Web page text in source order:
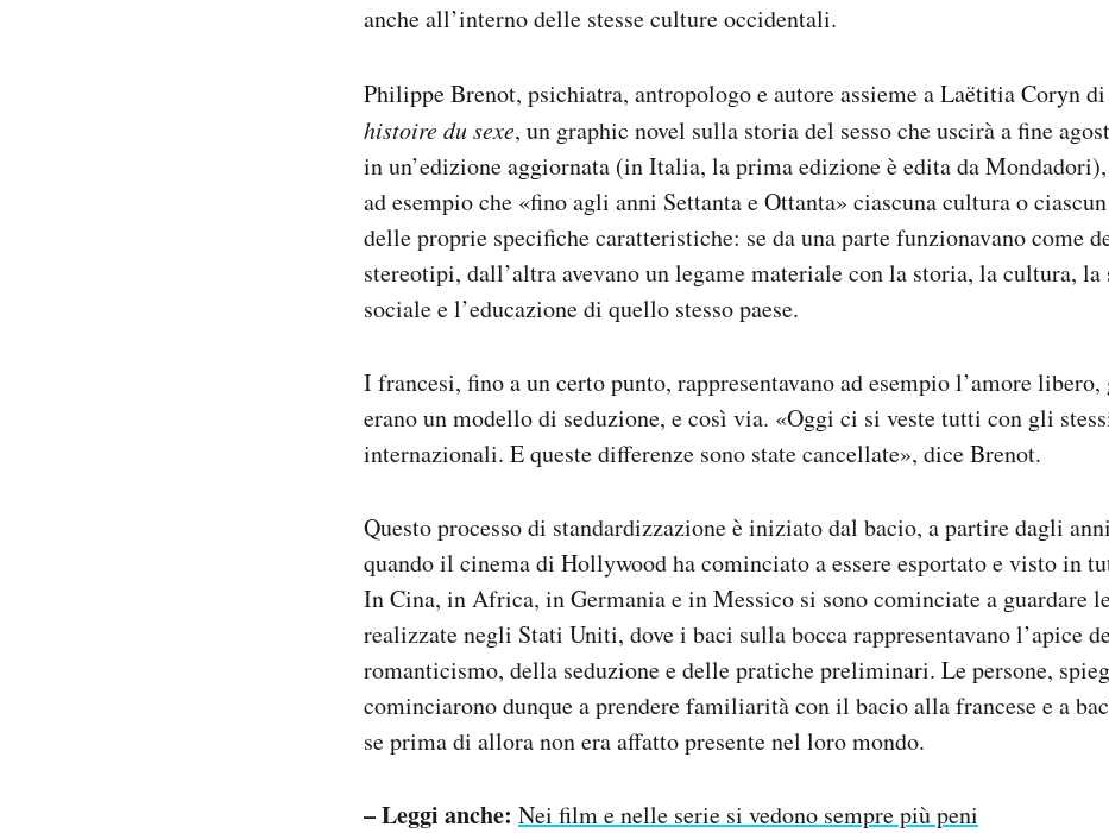
anche all’interno delle stesse culture occidentali.
Philippe Brenot, psichiatra, antropologo e autore assieme a Laëtitia Coryn di
histoire du sexe, un graphic novel sulla storia del sesso che uscirà a fine
in un’edizione aggiornata (in Italia, la prima edizione è edita da
ad esempio che «fino agli anni Settanta e Ottanta» ciascuna cultura o ciascun
delle proprie specifiche caratteristiche: se da una parte funzionavano come
stereotipi, dall’altra avevano un legame materiale con la storia, la cultura,
sociale e l’educazione di quello stesso paese.
I francesi, fino a un certo punto, rappresentavano ad esempio l’amore
erano un modello di seduzione, e così via. «Oggi ci si veste tutti con gli
internazionali. E queste differenze sono state cancellate», dice Brenot.
Questo processo di standardizzazione è iniziato dal bacio, a partire dagli
quando il cinema di Hollywood ha cominciato a essere esportato e visto in
In Cina, in Africa, in Germania e in Messico si sono cominciate a guardare
realizzate negli Stati Uniti, dove i baci sulla bocca rappresentavano l’apice
romanticismo, della seduzione e delle pratiche preliminari. Le persone,
cominciarono dunque a prendere familiarità con il bacio alla francese e a
se prima di allora non era affatto presente nel loro mondo.
– Leggi anche: Nei film e nelle serie si vedono sempre più peni